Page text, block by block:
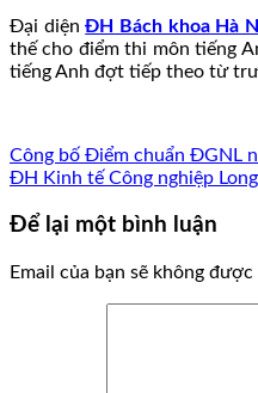
Đại diệnĐH Bách khoa Hà
thế cho điểm thi môn tiếng
tiếng Anh đợt tiếp theo từ
Công bố Điểm chuẩn ĐGNL
ĐH Kinh tế Công nghiệp
Để lại một bình luận
Email của bạn sẽ không